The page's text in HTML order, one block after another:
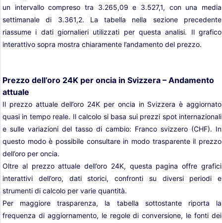
un intervallo compreso tra 3.265,09 e 3.527,1, con una media
settimanale di 3.361,2. La tabella nella sezione precedente
riassume i dati giornalieri utilizzati per questa analisi. Il grafico
interattivo sopra mostra chiaramente l’andamento del prezzo.
Prezzo dell’oro 24K per oncia in Svizzera – Andamento
attuale
Il prezzo attuale dell’oro 24K per oncia in Svizzera è aggiornato
quasi in tempo reale. Il calcolo si basa sui prezzi spot internazionali
e sulle variazioni del tasso di cambio: Franco svizzero (CHF). In
questo modo è possibile consultare in modo trasparente il prezzo
dell’oro per oncia.
Oltre al prezzo attuale dell’oro 24K, questa pagina offre grafici
interattivi dell’oro, dati storici, confronti su diversi periodi e
strumenti di calcolo per varie quantità.
Per maggiore trasparenza, la tabella sottostante riporta la
frequenza di aggiornamento, le regole di conversione, le fonti dei